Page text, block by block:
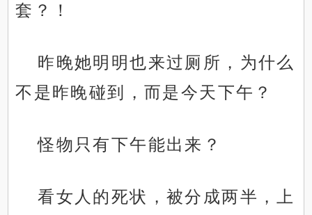
套？！
昨晚她明明也来过厕所，为什么
不是昨晚碰到，而是今天下午？
怪物只有下午能出来？
看女人的死状，被分成两半，上